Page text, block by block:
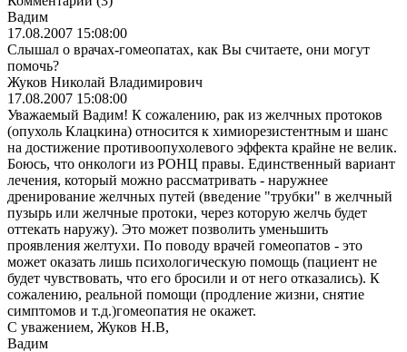
Вадим
17.08.2007 15:08:00
Слышал о врачах-гомеопатах, как Вы считаете, они могут
помочь?
Жуков Николай Владимирович
17.08.2007 15:08:00
Уважаемый Вадим! К сожалению, рак из желчных протоков
(опухоль Клацкина) относится к химиорезистентным и шанс
на достижение противоопухолевого эффекта крайне не велик.
Боюсь, что онкологи из РОНЦ правы. Единственный вариант
лечения, который можно рассматривать - наружнее
дренирование желчных путей (введение "трубки" в желчный
пузырь или желчные протоки, через которую желчь будет
оттекать наружу). Это может позволить уменьшить
проявления желтухи. По поводу врачей гомеопатов - это
может оказать лишь психологическую помощь (пациент не
будет чувствовать, что его бросили и от него отказались). К
сожалению, реальной помощи (продление жизни, снятие
симптомов и т.д.)гомеопатия не окажет.
С уважением, Жуков Н.В,
Вадим